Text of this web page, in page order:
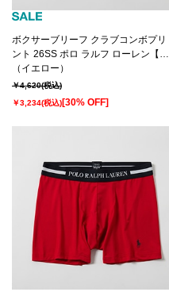
ボクサーブリーフ クラブコンボプリ
ント 26SS ポロ ラルフ ローレン【前
開き】(RM3-D109）
（イエロー）
￥4,620(税込)
￥3,234(税込)[30% OFF]